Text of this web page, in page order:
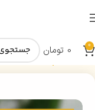
0 تومان
خانه کلمپه سکویا